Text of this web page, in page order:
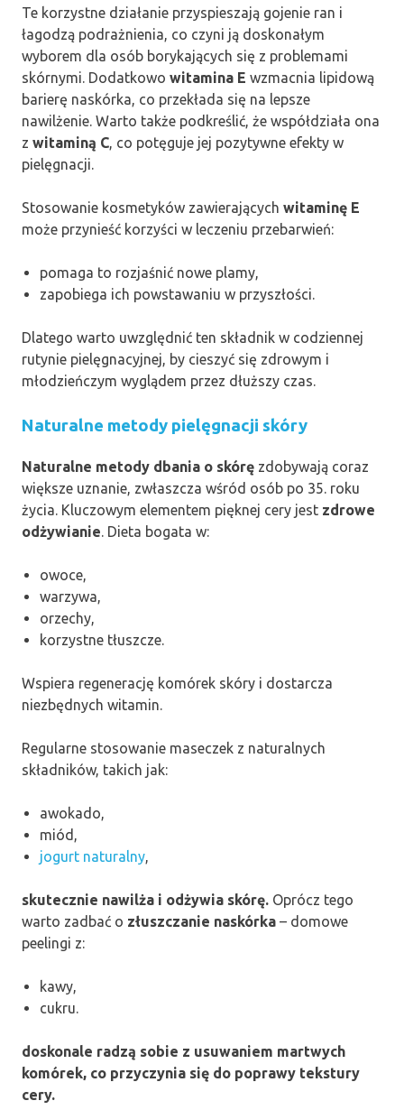
Te korzystne działanie przyspieszają gojenie ran i
łagodzą podrażnienia, co czyni ją doskonałym
wyborem dla osób borykających się z problemami
skórnymi. Dodatkowo witamina E wzmacnia lipidową
barierę naskórka, co przekłada się na lepsze
nawilżenie. Warto także podkreślić, że współdziała ona
z witaminą C, co potęguje jej pozytywne efekty w
pielęgnacji.
Stosowanie kosmetyków zawierających witaminę E
może przynieść korzyści w leczeniu przebarwień:
pomaga to rozjaśnić nowe plamy,
zapobiega ich powstawaniu w przyszłości.
Dlatego warto uwzględnić ten składnik w codziennej
rutynie pielęgnacyjnej, by cieszyć się zdrowym i
młodzieńczym wyglądem przez dłuższy czas.
Naturalne metody pielęgnacji skóry
Naturalne metody dbania o skórę zdobywają coraz
większe uznanie, zwłaszcza wśród osób po 35. roku
życia. Kluczowym elementem pięknej cery jest zdrowe
odżywianie. Dieta bogata w:
owoce,
warzywa,
orzechy,
korzystne tłuszcze.
Wspiera regenerację komórek skóry i dostarcza
niezbędnych witamin.
Regularne stosowanie maseczek z naturalnych
składników, takich jak:
awokado,
miód,
jogurt naturalny,
skutecznie nawilża i odżywia skórę. Oprócz tego
warto zadbać o złuszczanie naskórka – domowe
peelingi z:
kawy,
cukru.
doskonale radzą sobie z usuwaniem martwych
komórek, co przyczynia się do poprawy tekstury
cery.